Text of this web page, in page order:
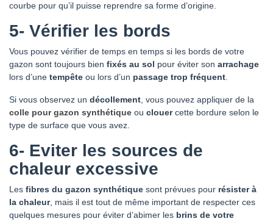
courbe pour qu’il puisse reprendre sa forme d’origine.
5- Vérifier les bords
Vous pouvez vérifier de temps en temps si les bords de votre
gazon sont toujours bien fixés au sol pour éviter son arrachage
lors d’une tempête ou lors d’un passage trop fréquent
Si vous observez un décollement , vous pouvez appliquer de la
colle pour gazon synthétique ou clouercette bordure selon le
type de surface que vous avez.
6- Eviter les sources de
chaleur excessive
Les fibres du gazon synthétique sont prévues pour résister à
la chaleur, mais il est tout de même important de respecter ces
quelques mesures pour éviter d’abimer les brins de votre